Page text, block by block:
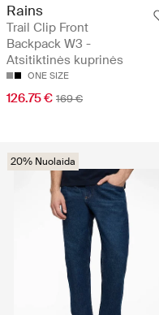
Rains
Trail Clip Front
Backpack W3 -
Atsitiktinės kuprinės
ONE SIZE
126.75 € 169 €
20% Nuolaida